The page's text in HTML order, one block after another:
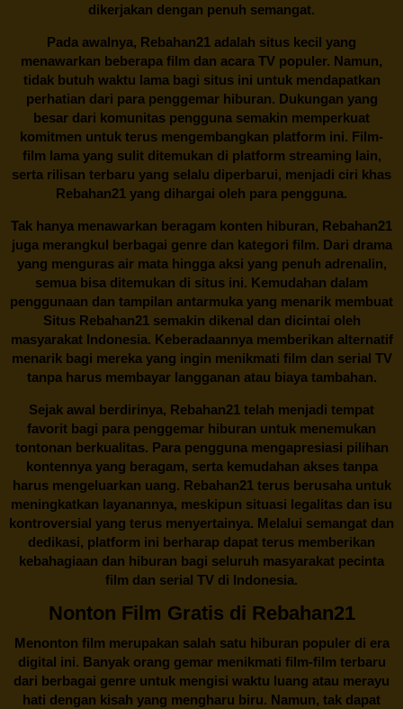
dikerjakan dengan penuh semangat.
Pada awalnya, Rebahan21 adalah situs kecil yang
menawarkan beberapa film dan acara TV populer. Namun,
tidak butuh waktu lama bagi situs ini untuk mendapatkan
perhatian dari para penggemar hiburan. Dukungan yang
besar dari komunitas pengguna semakin memperkuat
komitmen untuk terus mengembangkan platform ini. Film-
film lama yang sulit ditemukan di platform streaming lain,
serta rilisan terbaru yang selalu diperbarui, menjadi ciri khas
Rebahan21 yang dihargai oleh para pengguna.
Tak hanya menawarkan beragam konten hiburan, Rebahan21
juga merangkul berbagai genre dan kategori film. Dari drama
yang menguras air mata hingga aksi yang penuh adrenalin,
semua bisa ditemukan di situs ini. Kemudahan dalam
penggunaan dan tampilan antarmuka yang menarik membuat
Situs Rebahan21semakin dikenal dan dicintai oleh
masyarakat Indonesia. Keberadaannya memberikan alternatif
menarik bagi mereka yang ingin menikmati film dan serial TV
tanpa harus membayar langganan atau biaya tambahan.
Sejak awal berdirinya, Rebahan21 telah menjadi tempat
favorit bagi para penggemar hiburan untuk menemukan
tontonan berkualitas. Para pengguna mengapresiasi pilihan
kontennya yang beragam, serta kemudahan akses tanpa
harus mengeluarkan uang. Rebahan21terus berusaha untuk
meningkatkan layanannya, meskipun situasi legalitas dan isu
kontroversial yang terus menyertainya. Melalui semangat dan
dedikasi, platform ini berharap dapat terus memberikan
kebahagiaan dan hiburan bagi seluruh masyarakat pecinta
film dan serial TV di Indonesia.
Nonton Film Gratis di Rebahan21
Menonton film merupakan salah satu hiburan populer di era
digital ini. Banyak orang gemar menikmati film-film terbaru
dari berbagai genre untuk mengisi waktu luang atau merayu
hati dengan kisah yang mengharu biru. Namun, tak dapat